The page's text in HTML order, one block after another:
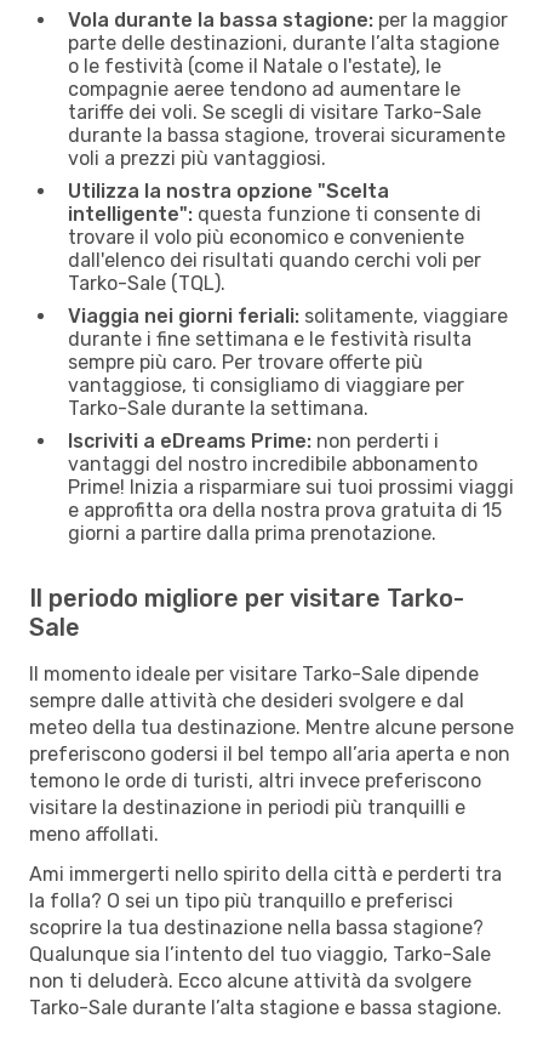
Vola durante la bassa stagione: per la maggior
parte delle destinazioni, durante l’alta stagione
o le festività (come il Natale o l'estate), le
compagnie aeree tendono ad aumentare le
tariffe dei voli. Se scegli di visitare Tarko-Sale
durante la bassa stagione, troverai sicuramente
voli a prezzi più vantaggiosi.
Utilizza la nostra opzione "Scelta
intelligente": questa funzione ti consente di
trovare il volo più economico e conveniente
dall'elenco dei risultati quando cerchi voli per
Tarko-Sale (TQL).
Viaggia nei giorni feriali: solitamente, viaggiare
durante i fine settimana e le festività risulta
sempre più caro. Per trovare offerte più
vantaggiose, ti consigliamo di viaggiare per
Tarko-Sale durante la settimana.
Iscriviti a eDreams Prime: non perderti i
vantaggi del nostro incredibile abbonamento
Prime! Inizia a risparmiare sui tuoi prossimi viaggi
e approfitta ora della nostra prova gratuita di 15
giorni a partire dalla prima prenotazione.
Il periodo migliore per visitare Tarko-
Sale
Il momento ideale per visitare Tarko-Sale dipende
sempre dalle attività che desideri svolgere e dal
meteo della tua destinazione. Mentre alcune persone
preferiscono godersi il bel tempo all’aria aperta e non
temono le orde di turisti, altri invece preferiscono
visitare la destinazione in periodi più tranquilli e
meno affollati.
Ami immergerti nello spirito della città e perderti tra
la folla? O sei un tipo più tranquillo e preferisci
scoprire la tua destinazione nella bassa stagione?
Qualunque sia l’intento del tuo viaggio, Tarko-Sale
non ti deluderà. Ecco alcune attività da svolgere
Tarko-Sale durante l’alta stagione e bassa stagione.